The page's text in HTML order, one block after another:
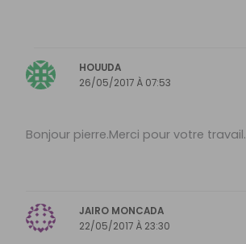
HOUUDA
26/05/2017 À 07:53
Bonjour pierre.Merci pour votre travail.
JAIRO MONCADA
22/05/2017 À 23:30